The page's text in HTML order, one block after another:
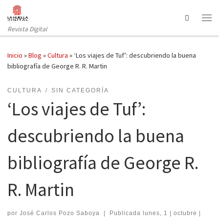
Saltar al contenido
Revista Digital
Search
Inicio »Blog »Cultura » ‘Los viajes de Tuf’: descubriendo la buena
bibliografía de George R. R. Martin
CULTURA SIN CATEGORÍA
‘Los viajes de Tuf’:
descubriendo la buena
bibliografía de George R.
R. Martin
por José Carlos Pozo Saboya | Publicada lunes, 1 | octubre |